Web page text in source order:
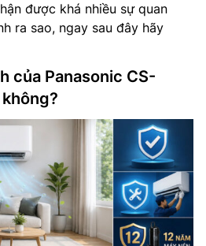
được khá nhiều sự quan
ra sao, ngay sau đây hãy
của Panasonic CS-